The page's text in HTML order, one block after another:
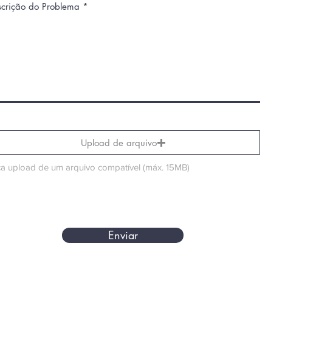
do Problema
Upload de arquivo
upload de um arquivo compatível (máx. 15MB)
Enviar